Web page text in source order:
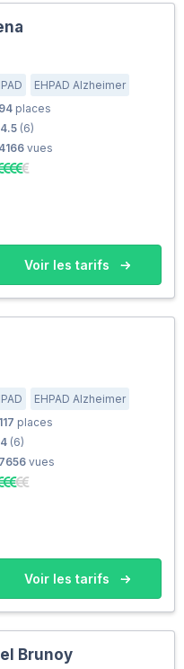
EHPAD Alzheimer
94 places
4.5 (6)
4166 vues
Voir les tarifs
EHPAD Alzheimer
117 places
4 (6)
7656 vues
Voir les tarifs
Brunoy